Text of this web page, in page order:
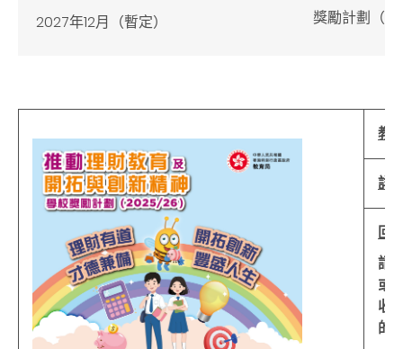
2027年12月（暫定） 獎勵計劃（
教
詳
回
請
或
收
的